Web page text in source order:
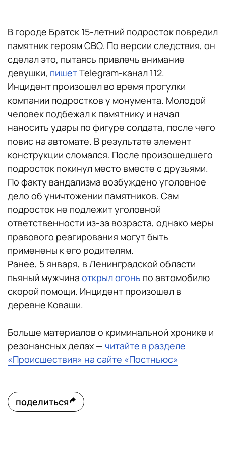
В городе Братск 15-летний подросток повредил
памятник героям СВО. По версии следствия, он
сделал это, пытаясь привлечь внимание
девушки, пишетTelegram-канал 112.
Инцидент произошел во время прогулки
компании подростков у монумента. Молодой
человек подбежал к памятнику и начал
наносить удары по фигуре солдата, после чего
повис на автомате. В результате элемент
конструкции сломался. После произошедшего
подросток покинул место вместе с друзьями.
По факту вандализма возбуждено уголовное
дело об уничтожении памятников. Сам
подросток не подлежит уголовной
ответственности из-за возраста, однако меры
правового реагирования могут быть
применены к его родителям.
Ранее, 5 января, в Ленинградской области
пьяный мужчина открыл огонь по автомобилю
скорой помощи. Инцидент произошел в
деревне Коваши.
Больше материалов о криминальной хронике и
резонансных делах — читайте в разделе
«Происшествия» на сайте «Постньюс»
поделиться